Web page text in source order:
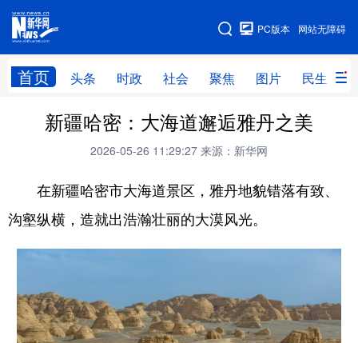
网站无障碍
PC版本
首页 头条 时政 社会 聚焦 图片 民生
网站地图
头条 时政 社会 聚焦
民生 访谈
访惠聚 专题 服务 援疆
云游新疆 云端悦读 云看书画
人事频道 新华视角看新疆
地方频道
新疆哈密：大海道邂逅雅丹之美
2026-05-26 11:29:27 来源：新华网
在新疆哈密市大海道景区，雅丹地貌错落有致、
沟壑纵横，造就出浩瀚壮丽的大漠风光。